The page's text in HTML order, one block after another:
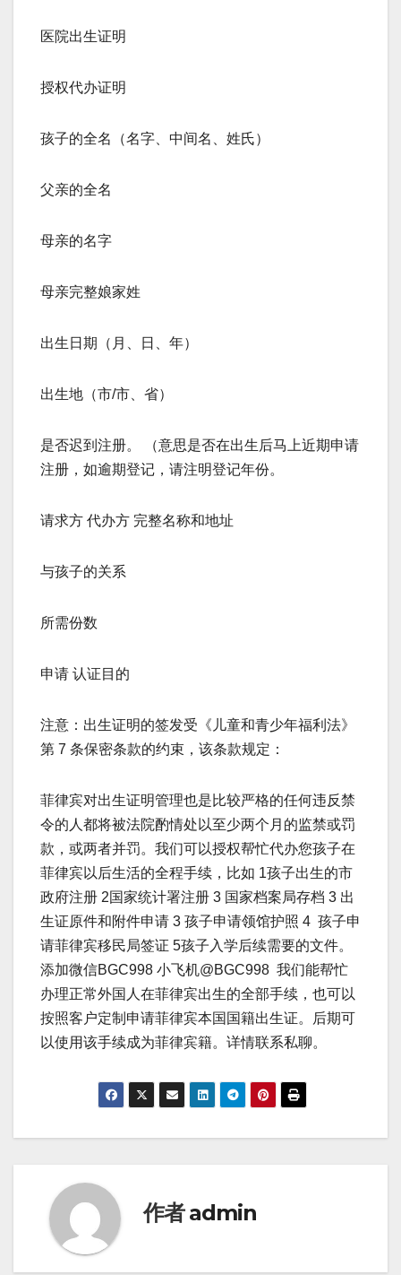
医院出生证明
授权代办证明
孩子的全名（名字、中间名、姓氏）
父亲的全名
母亲的名字
母亲完整娘家姓
出生日期（月、日、年）
出生地（市/市、省）
是否迟到注册。 （意思是否在出生后马上近期申请
注册，如逾期登记，请注明登记年份。
请求方 代办方 完整名称和地址
与孩子的关系
所需份数
申请 认证目的
注意：出生证明的签发受《儿童和青少年福利法》
第 7 条保密条款的约束，该条款规定：
菲律宾对出生证明管理也是比较严格的任何违反禁
令的人都将被法院酌情处以至少两个月的监禁或罚
款，或两者并罚。我们可以授权帮忙代办您孩子在
菲律宾以后生活的全程手续，比如 1孩子出生的市
政府注册 2国家统计署注册 3 国家档案局存档 3 出
生证原件和附件申请 3 孩子申请领馆护照 4 孩子申
请菲律宾移民局签证 5孩子入学后续需要的文件。
添加微信BGC998 小飞机@BGC998 我们能帮忙
办理正常外国人在菲律宾出生的全部手续，也可以
按照客户定制申请菲律宾本国国籍出生证。后期可
以使用该手续成为菲律宾籍。详情联系私聊。
作者admin